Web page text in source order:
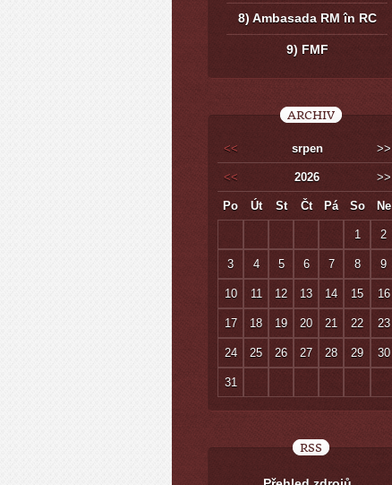
8) Ambasada RM în RC
9) FMF
ARCHIV
<< srpen >>
<< 2026 >>
Po Út St Čt Pá So Ne
1 2
3 4 5 6 7 8 9
10 11 12 13 14 15 16
17 18 19 20 21 22 23
24 25 26 27 28 29 30
31
RSS